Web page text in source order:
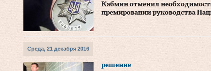
Кабмин отменил
премировании руководства
Среда, 21 декабря 2016
решение